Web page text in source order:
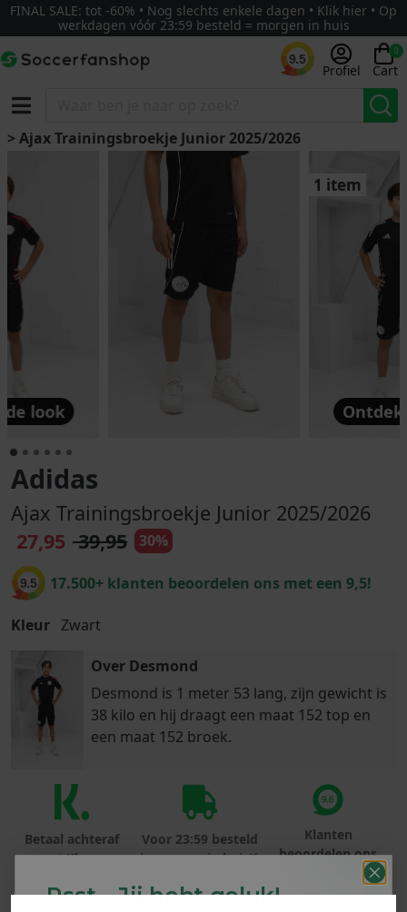
FINAL SALE: tot -60% • Nog slechts enkele dagen • Klik hier • Op
werkdagen vóór 23:59 besteld = morgen in huis
9.5
Profiel
0
Cart
> Ajax Trainingsbroekje Junior 2025/2026
de look
1 item
Adidas
Ajax Trainingsbroekje Junior 2025/2026
27,95 39,95 30%
9.5 17.500+ klanten beoordelen ons met een 9,5!
Kleur Zwart
Over Desmond
Desmond is 1 meter 53 lang, zijn gewicht is
38 kilo en hij draagt een maat 152 top en
een maat 152 broek.
Betaal achteraf
met Klarna
Voor 23:59 besteld
is morgen in huis!*
Klanten
beoordelen ons
met een 9,6!
Psst... Jij hebt geluk!